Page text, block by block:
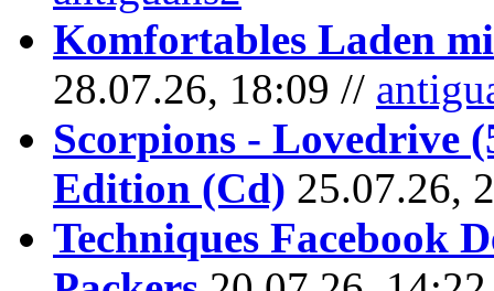
Komfortables Laden
28.07.26, 18:09 //
Scorpions - Lovedrive
Edition (Cd) 25.07.26,
Techniques Facebook